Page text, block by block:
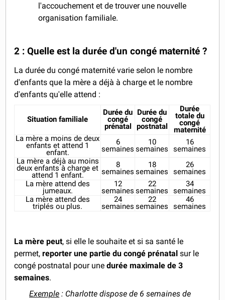
l'accouchement et de trouver une nouvelle
organisation familiale.
2 : Quelle est la durée d'un congé maternité ?
La durée du congé maternité varie selon le nombre
d'enfants que la mère a déjà à charge et le nombre
d'enfants qu'elle attend :
Situation familiale
Durée du
congé
prénatal
Durée du
congé
postnatal
Durée
totale du
congé
maternité
La mère a moins de deux
enfants et attend 1
enfant.
6
semaines
10
semaines
16
semaines
La mère a déjà au moins
deux enfants à charge et
attend 1 enfant.
8
semaines
18
semaines
26
semaines
La mère attend des
jumeaux.
12
semaines
22
semaines
34
semaines
La mère attend des
triplés ou plus.
24
semaines
22
semaines
46
semaines
La mère peut, si elle le souhaite et si sa santé le
permet,reporter une partie du congé prénatalsur le
congé postnatal pour unedurée maximale de 3
semaines.
Exemple : Charlotte dispose de 6 semaines de